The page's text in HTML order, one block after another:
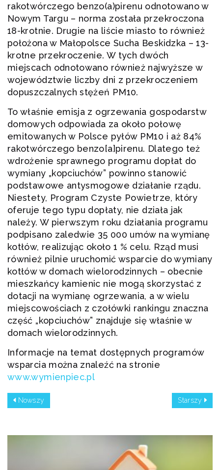
rakotwórczego benzo(a)pirenu odnotowano w
Nowym Targu – norma została przekroczona
18-krotnie. Drugie na liście miasto to również
położona w Małopolsce Sucha Beskidzka – 13-
krotne przekroczenie. W tych dwóch
miejscach odnotowano również najwyższe w
województwie liczby dni z przekroczeniem
dopuszczalnych stężeń PM10.
To właśnie emisja z ogrzewania gospodarstw
domowych odpowiada za około połowę
emitowanych w Polsce pyłów PM10 i aż 84%
rakotwórczego benzo[a]pirenu. Dlatego też
wdrożenie sprawnego programu dopłat do
wymiany „kopciuchów” powinno stanowić
podstawowe antysmogowe działanie rządu.
Niestety, Program Czyste Powietrze, który
oferuje tego typu dopłaty, nie działa jak
należy. W pierwszym roku działania programu
podpisano zaledwie 35 000 umów na wymianę
kotłów, realizując około 1 % celu. Rząd musi
również pilnie uruchomić wsparcie do wymiany
kotłów w domach wielorodzinnych – obecnie
mieszkańcy kamienic nie mogą skorzystać z
dotacji na wymianę ogrzewania, a w wielu
miejscowościach z czołówki rankingu znaczna
część „kopciuchów” znajduje się właśnie w
domach wielorodzinnych.
Informacje na temat dostępnych programów
wsparcia można znaleźć na stronie
www.wymienpiec.pl
Nowszy Starszy